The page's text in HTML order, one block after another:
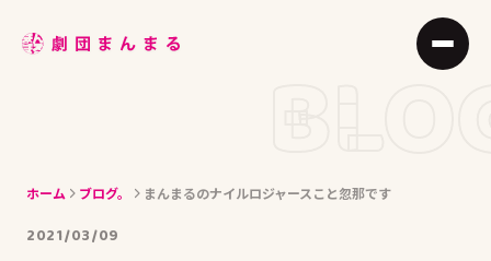
ABOUT
BLOG
ホーム ブログ。 まんまるのナイルロジャースこと忽那です
2021/03/09